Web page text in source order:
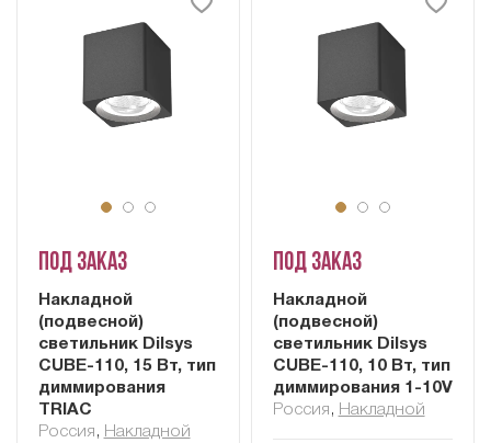
Под заказ
Накладной
(подвесной)
светильник Dilsys
CUBE-110, 15 Вт, тип
диммирования
TRIAC
Россия , Накладной
Под заказ
Накладной
(подвесной)
светильник Dilsys
CUBE-110, 10 Вт, тип
диммирования 1-10V
Россия , Накладной